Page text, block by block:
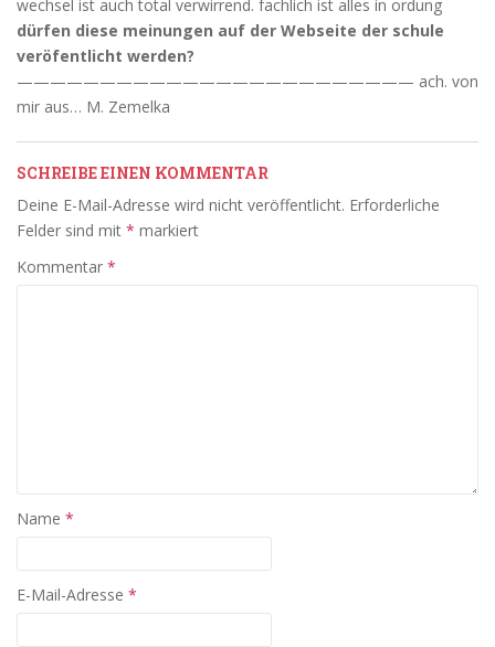
wechsel ist auch total verwirrend. fachlich ist alles in ordung
dürfen diese meinungen auf der Webseite der schule
veröfentlicht werden?
———————————————————————— ach. von
mir aus… M. Zemelka
SCHREIBE EINEN KOMMENTAR
Deine E-Mail-Adresse wird nicht veröffentlicht. Erforderliche
Felder sind mit * markiert
Kommentar *
Name *
E-Mail-Adresse *